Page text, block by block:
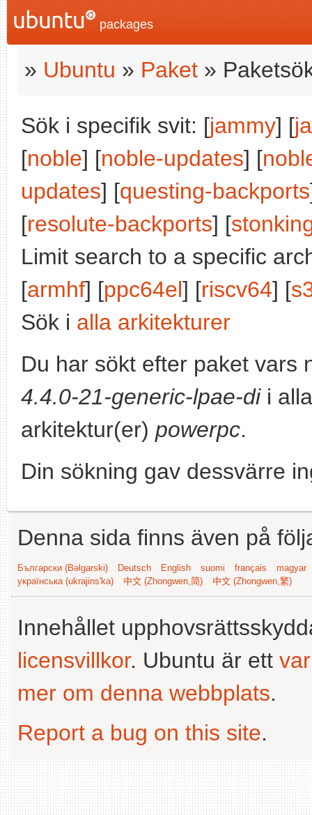
packages
» Ubuntu » Paket »
Sök i specifik svit: [jammy] [
[noble] [noble-updates] [
updates] [questing-backports
[resolute-backports] [
Limit search to a specific
[armhf] [ppc64el] [riscv64] [
Sök i alla arkitekturer
Du har sökt efter paket vars
4.4.0-21-generic-lpae-dii
arkitektur(er) powerpc.
Din sökning gav dessvärre
Denna sida finns även på
Български (Bəlgarski) Deutsch English suomi français
magyar
українська (ukrajins'ka)
中文 (Zhongwen,简) 中文 (Zhongwen,繁)
Innehållet
licensvillkor. Ubuntu är ett
mer om denna webbplats.
Report a bug on this site.